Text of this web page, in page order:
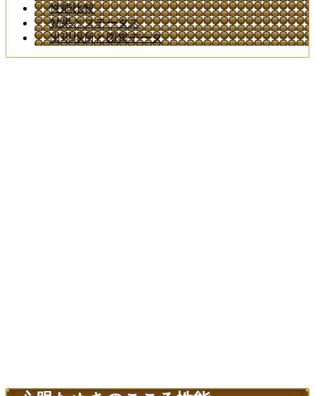
性能比較
効果とステータス
出現場所と図鑑データ